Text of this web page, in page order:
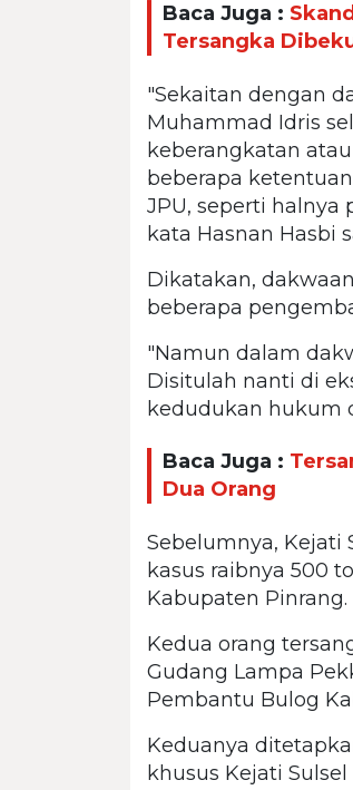
Baca Juga :
Tersangka
"Sekaitan dengan
Muhammad Idris
keberangkatan
beberapa
JPU, seperti halnya
kata Hasnan Hasbi
Dikatakan,
beberapa
"Namun dalam
Disitulah nanti di
kedudukan hukum
Baca Juga :
Dua Orang
Sebelumnya, Kejati
kasus raibnya 500
Kabupaten Pinrang.
Kedua orang
Gudang Lampa
Pembantu Bulog
Keduanya
khusus Kejati